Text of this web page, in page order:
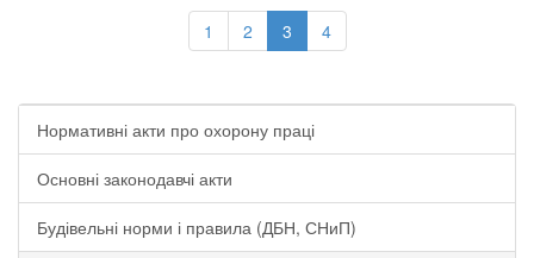
1 2 3 4
Нормативні акти про охорону праці
Основні законодавчі акти
Будівельні норми і правила (ДБН, СНиП)